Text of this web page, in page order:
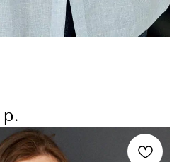
р.